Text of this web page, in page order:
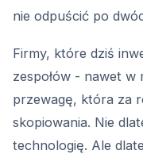
nie odpuścić po
Firmy, które dziś
zespołów - nawet w
przewagę, która za
skopiowania. Nie
technologię. Ale